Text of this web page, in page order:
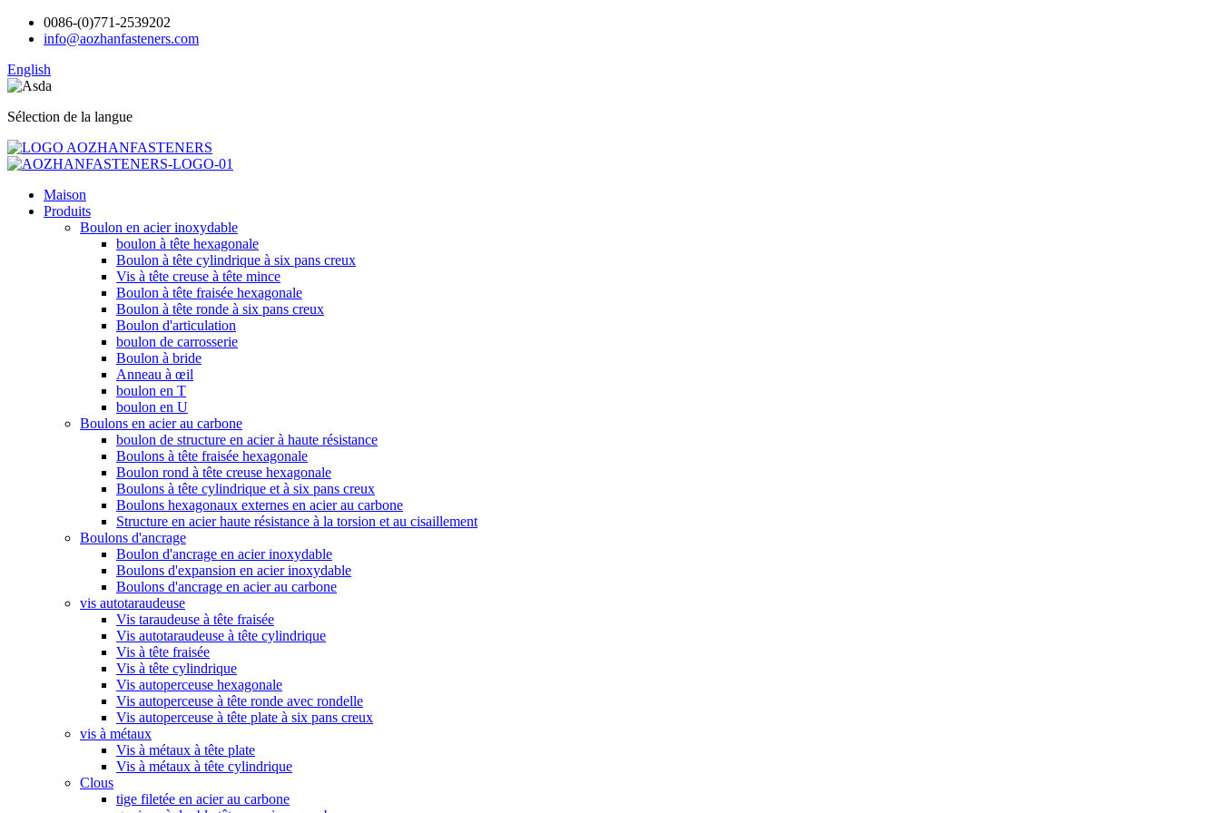
0086-(0)771-2539202
info@aozhanfasteners.com
English
Sélection de la langue
Maison
Produits
Boulon en acier inoxydable
boulon à tête hexagonale
Boulon à tête cylindrique à six pans creux
Vis à tête creuse à tête mince
Boulon à tête fraisée hexagonale
Boulon à tête ronde à six pans creux
Boulon d'articulation
boulon de carrosserie
Boulon à bride
Anneau à œil
boulon en T
boulon en U
Boulons en acier au carbone
boulon de structure en acier à haute résistance
Boulons à tête fraisée hexagonale
Boulon rond à tête creuse hexagonale
Boulons à tête cylindrique et à six pans creux
Boulons hexagonaux externes en acier au carbone
Structure en acier haute résistance à la torsion et au cisaillement
Boulons d'ancrage
Boulon d'ancrage en acier inoxydable
Boulons d'expansion en acier inoxydable
Boulons d'ancrage en acier au carbone
vis autotaraudeuse
Vis taraudeuse à tête fraisée
Vis autotaraudeuse à tête cylindrique
Vis à tête fraisée
Vis à tête cylindrique
Vis autoperceuse hexagonale
Vis autoperceuse à tête ronde avec rondelle
Vis autoperceuse à tête plate à six pans creux
vis à métaux
Vis à métaux à tête plate
Vis à métaux à tête cylindrique
Clous
tige filetée en acier au carbone